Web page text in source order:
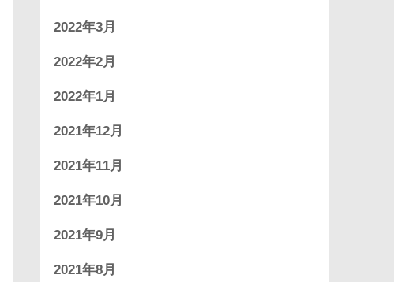
2022年3月
2022年2月
2022年1月
2021年12月
2021年11月
2021年10月
2021年9月
2021年8月